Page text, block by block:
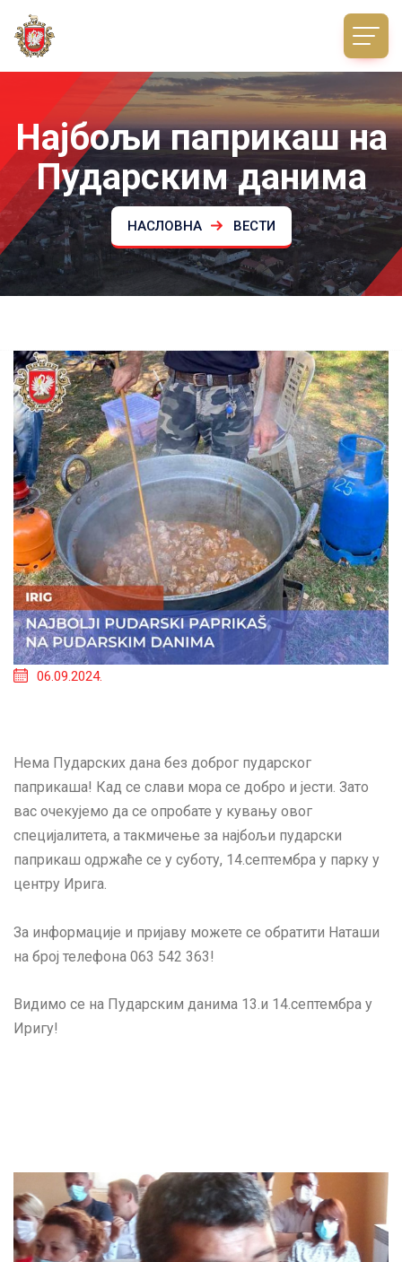
Најбољи паприкаш на
Пударским данима
НАСЛОВНА ВЕСТИ
06.09.2024.
Нема Пударских дана без доброг пударског
паприкаша! Кад се слави мора се добро и јести. Зато
вас очекујемо да се опробате у кувању овог
специјалитета, а такмичење за најбољи пударски
паприкаш одржаће се у суботу, 14.септембра у парку у
центру Ирига.
За информације и пријаву можете се обратити Наташи
на број телефона 063 542 363!
Видимо се на Пударским данима 13.и 14.септембра у
Иригу!